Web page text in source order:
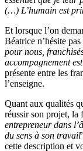
(…) L’humain est
Et lorsque l’on
Béatrice n’hésite pas
pour nous,
accompagnement
présente entre les
l’enseigne.
Quant aux qualités
réussir son projet, la
entrepreneur dans
du sens à son travail
cette description et